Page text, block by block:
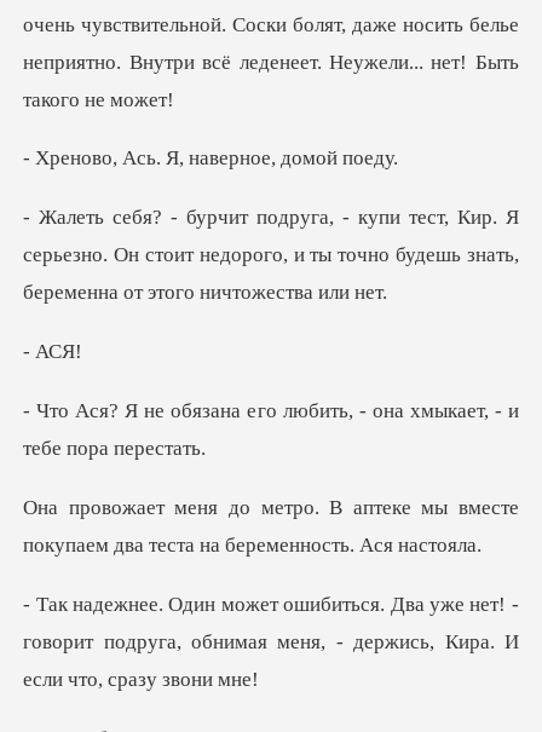
очень чувствительной. Соски болят, даже носить бе
ь. Я, наверно
р. Я
серьезно. Он стоит недорого, и ты точно буд
АС
го любить, - она хмыкает,
птеке мы вместе
покупаем два тес
же нет! -
говорит подруга, обнимая меня, -